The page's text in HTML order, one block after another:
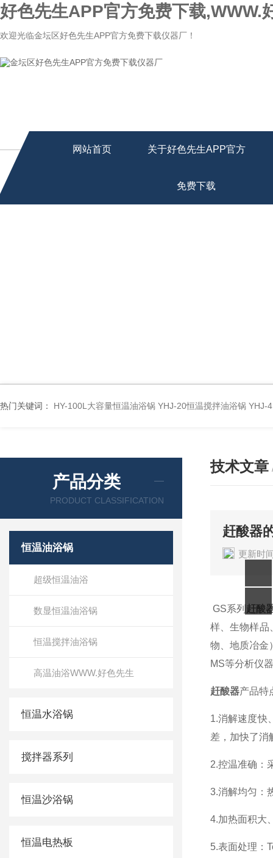
好色先生APP官方免费下载,WWW.
欢迎光临金坛区好色先生APP官方免费下载仪器厂！
网站首页 关于好色先生APP官方
免费下载
热门关键词： HY-100L大容量恒温油浴锅 YHJ-20恒温搅拌油浴锅 YHJ-
产品分类
PRODUCT CLASSIFICATION
恒温油浴锅
超级恒温油浴
数显恒温油浴锅
恒温搅拌油浴锅
高温油浴WWW.好色先生
恒温水浴锅
搅拌器系列
恒温沙浴锅
恒温电热板
技术文章
赶酸器
更新时
GS系列 赶酸
样、生物样
物、地质
MS等分析仪器
赶酸器产品特
1.消解速度快
差，加快了消
2.控温准确：
3.消解均匀
4.加热面积大
5.表面处理